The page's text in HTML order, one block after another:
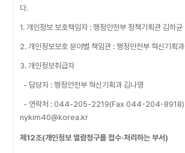
다.
1. 개인정보 보호책임자 : 행정안전부 정책기획관 김하균
2. 개인정보보호 분야별 책임관 : 행정안전부 혁신기획
3. 개인정보취급자
- 담당자 : 행정안전부 혁신기획과 김나영
- 연락처 : 044-205-2219(Fax 044-204-8918)
nykim40@korea.kr
제12조(개인정보 열람청구를 접수·처리하는 부서)